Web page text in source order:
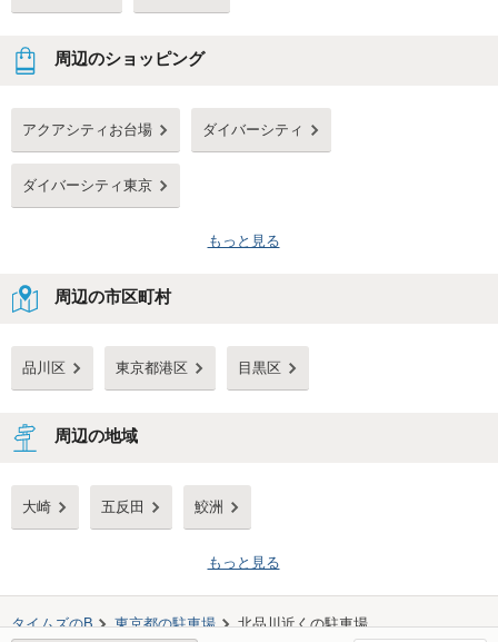
周辺のショッピング
アクアシティお台場 ダイバーシティ
ダイバーシティ東京
もっと見る
周辺の市区町村
品川区 東京都港区 目黒区
周辺の地域
大崎 五反田 鮫洲
もっと見る
タイムズのB 東京都の駐車場 北品川近くの駐車場